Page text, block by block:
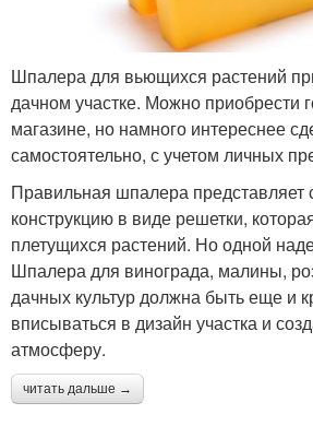
Шпалера для вьющихся растений
дачном участке. Можно приобрести
магазине, но намного интереснее
самостоятельно, с учетом личных
Правильная шпалера
конструкцию в виде решетки,
плетущихся растений. Но одной
Шпалера для винограда, малины,
дачных культур должна быть еще и
вписываться в дизайн участка и
атмосферу.
читать дальше →